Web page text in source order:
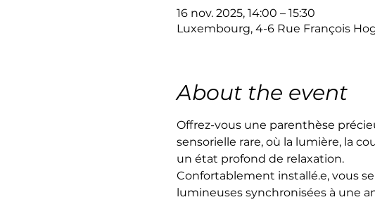
16 nov. 2025, 14:00 – 15:30
Luxembourg, 4-6 Rue François
About the event
Offrez-vous une parenthèse
sensorielle rare, où la lumière, la
un état profond de relaxation.
Confortablement installé.e, vous
lumineuses synchronisées à une